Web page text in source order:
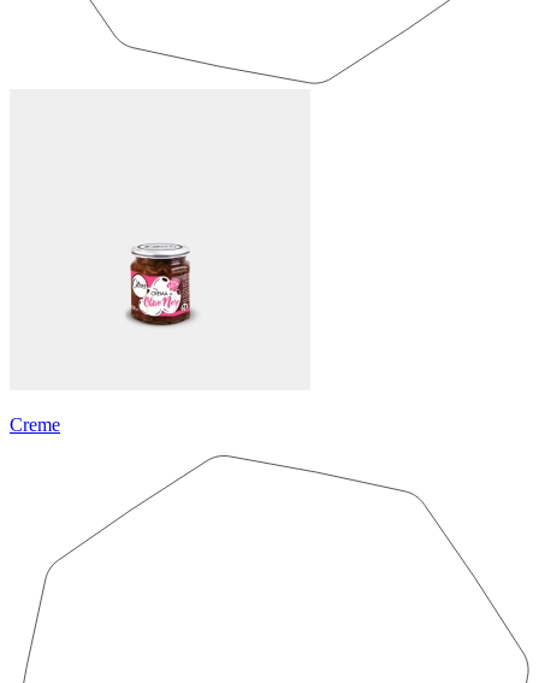
Creme